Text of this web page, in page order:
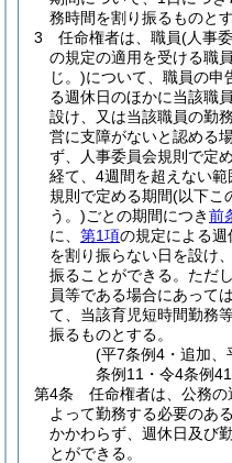
務時間を割り振るものとす
3
任命権者は、職員(人事
の規定の適用を受ける職
じ。)について、職員の申
る週休日のほかに当該職
設け、又は当該職員の勤
営に支障がないと認める場
ず、人事委員会規則で定
経て、4週間を超えない
規則で定める期間(以下こ
う。)ごとの期間につき前
に、 第1項の規定による週
を割り振らない日を設け
振ることができる。 ただ
員等である場合にあって
て、当該育児短時間勤務
振るものとする。
(平7条例4・追加、
条例11・令4条例
第4条
任命権者は、公務
よって勤務する必要のあ
かかわらず、週休日及び
とができる。